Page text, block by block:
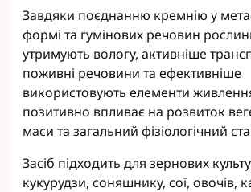
Завдяки поєднанню кремнію у
формі та гумінових речовин
утримують вологу, активніше
поживні речовини та ефективніше
використовують елементи
позитивно впливає на розвиток
маси та загальний фізіологічний
Засіб підходить для зернових
кукурудзи, соняшнику, сої, овочів,